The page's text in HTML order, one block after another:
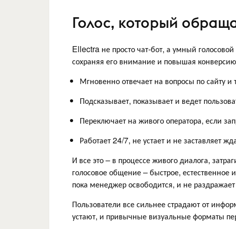
Голос, который
Ellectra не просто чат-бот, а умный
сохраняя его внимание и повышая
Мгновенно отвечает на вопросы по сайту
Подсказывает, показывает и ведет
Переключает на живого оператора, если
Работает 24/7, не устает и не заставляет
И все это – в процессе живого диалога,
голосовое общение – быстрое,
пока менеджер освободится, и не
Пользователи все сильнее страдают от
устают, и привычные визуальные форматы